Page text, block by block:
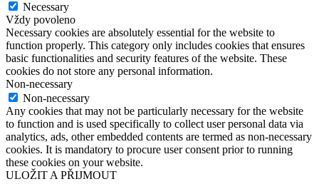
Necessary
Vždy povoleno
Necessary cookies are absolutely essential for the website to
function properly. This category only includes cookies that ensures
basic functionalities and security features of the website. These
cookies do not store any personal information.
Non-necessary
Non-necessary
Any cookies that may not be particularly necessary for the website
to function and is used specifically to collect user personal data via
analytics, ads, other embedded contents are termed as non-necessary
cookies. It is mandatory to procure user consent prior to running
these cookies on your website.
ULOŽIT A PŘIJMOUT